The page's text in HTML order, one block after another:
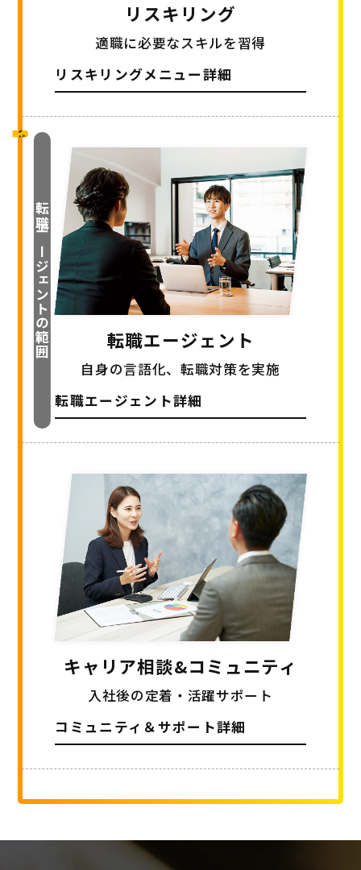
リスキリング
適職に必要なスキルを習得
リスキリングメニュー詳細
転職エージェントの範囲 転職エージェント
自身の言語化、転職対策を実施
転職エージェント詳細
キャリア相談&コミュニティ
入社後の定着・活躍サポート
コミュニティ＆サポート詳細